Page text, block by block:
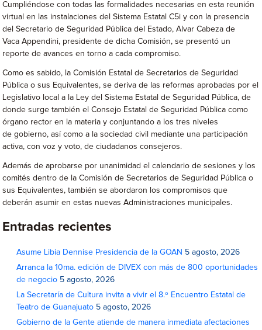
Cumpliéndose con todas las formalidades necesarias en esta reunión
virtual en las instalaciones del Sistema Estatal C5i y con la presencia
del Secretario de Seguridad Pública del Estado, Alvar Cabeza de
Vaca Appendini, presidente de dicha Comisión, se presentó un
reporte de avances en torno a cada compromiso.
Como es sabido, la Comisión Estatal de Secretarios de Seguridad
Pública o sus Equivalentes, se deriva de las reformas aprobadas por el
Legislativo local a la Ley del Sistema Estatal de Seguridad Pública, de
donde surge también el Consejo Estatal de Seguridad Pública como
órgano rector en la materia y conjuntando a los tres niveles
de gobierno, así como a la sociedad civil mediante una participación
activa, con voz y voto, de ciudadanos consejeros.
Además de aprobarse por unanimidad el calendario de sesiones y los
comités dentro de la Comisión de Secretarios de Seguridad Pública o
sus Equivalentes, también se abordaron los compromisos que
deberán asumir en estas nuevas Administraciones municipales.
Entradas recientes
Asume Libia Dennise Presidencia de la GOAN 5 agosto, 2026
Arranca la 10ma. edición de DIVEX con más de 800 oportunidades
de negocio 5 agosto, 2026
La Secretaría de Cultura invita a vivir el 8.º Encuentro Estatal de
Teatro de Guanajuato 5 agosto, 2026
Gobierno de la Gente atiende de manera inmediata afectaciones